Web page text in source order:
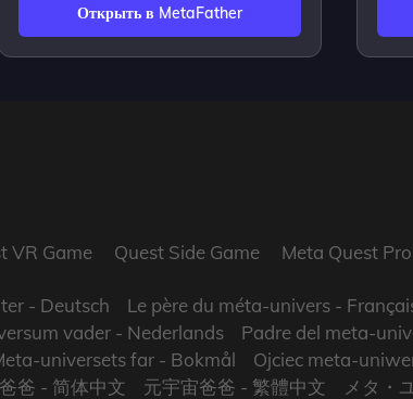
Открыть в MetaFather
VR Game Quest Side Game Meta Quest Pro
- Deutsch Le père du méta-univers-
vader- Nederlands Padre del meta-
universets far- Bokmål Ojciec meta-
爸 - 简体中文 元宇宙爸爸 - 繁體中文 メタ・